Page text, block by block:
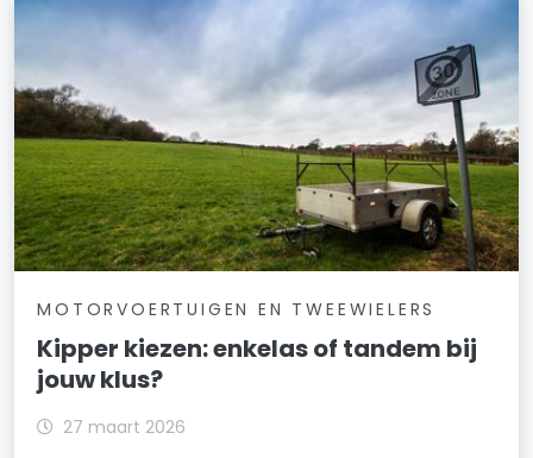
MOTORVOERTUIGEN EN TWEEWIELERS
Kipper kiezen: enkelas of tandem bij
jouw klus?
27 maart 2026